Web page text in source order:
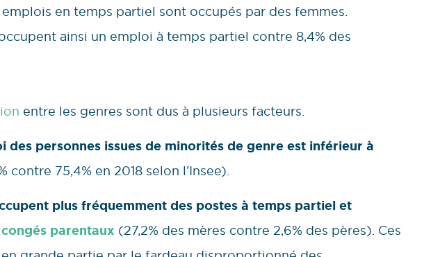
emplois en temps partiel sont occupés par des femmes.
ainsi un emploi à temps partiel contre 8,4% des
entre les genres sont dus à plusieurs facteurs.
des personnes issues de minorités de genre est inférieur à
contre 75,4% en 2018 selon l’Insee).
plus fréquemment des postes à temps partiel et
congés parentaux (27,2% des mères contre 2,6% des pères). Ces